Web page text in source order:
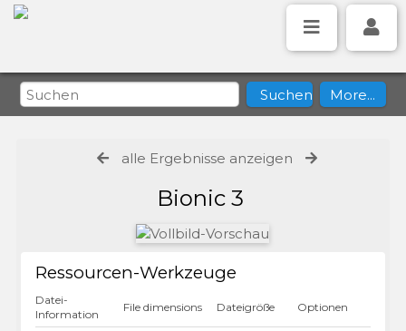
alle Ergebnisse anzeigen
Bionic 3
Ressourcen-Werkzeuge
Datei-
Information
File dimensions Dateigröße Optionen